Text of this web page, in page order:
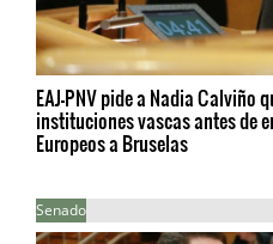
EAJ-PNV pide a Nadia Calviño
instituciones vascas antes de
Europeos a Bruselas
Senado